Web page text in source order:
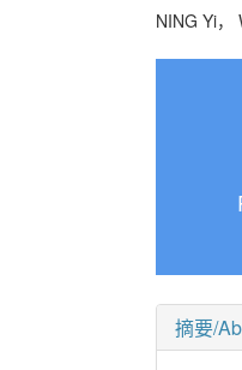
NING Yi
摘要/